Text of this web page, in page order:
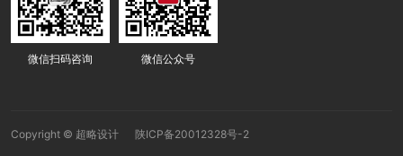
微信扫码咨询 微信公众号
Copyright © 超略设计 陕ICP备20012328号-2